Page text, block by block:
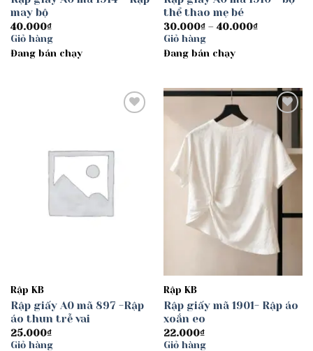
may bộ
40.000₫
Giỏ hàng
Đang bán chạy
thể thao mẹ bé
30.000₫ – 40.000₫Khoảng
Giỏ hàng
Đang bán chạy
Rập KB
Rập giấy A0 mã 897 -Rập
áo thun trễ vai
25.000₫
Giỏ hàng
wishlist
Rập KB
Rập giấy mã 1901- Rập áo
xoắn eo
22.000₫
Giỏ hàng